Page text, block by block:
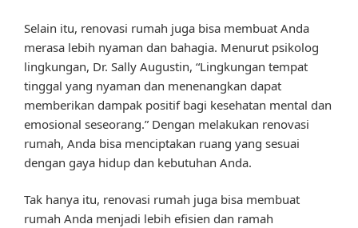
Selain itu, renovasi rumah juga bisa membuat Anda
merasa lebih nyaman dan bahagia. Menurut psikolog
lingkungan, Dr. Sally Augustin, “Lingkungan tempat
tinggal yang nyaman dan menenangkan dapat
memberikan dampak positif bagi kesehatan mental dan
emosional seseorang.” Dengan melakukan renovasi
rumah, Anda bisa menciptakan ruang yang sesuai
dengan gaya hidup dan kebutuhan Anda.
Tak hanya itu, renovasi rumah juga bisa membuat
rumah Anda menjadi lebih efisien dan ramah